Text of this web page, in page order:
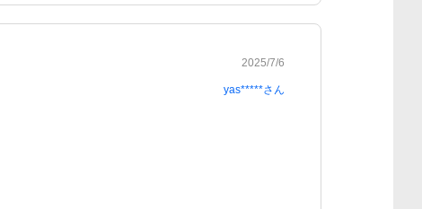
2025/7/6
yas*****さん